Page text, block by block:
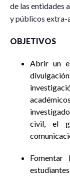
de las entidades
y públicos extra-
OBJETIVOS
Abrir un
civil, el
Fomentar